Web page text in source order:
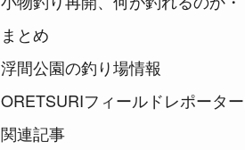
まとめ
浮間公園の釣り場情報
ORETSURIフィールドレポータ
関連記事